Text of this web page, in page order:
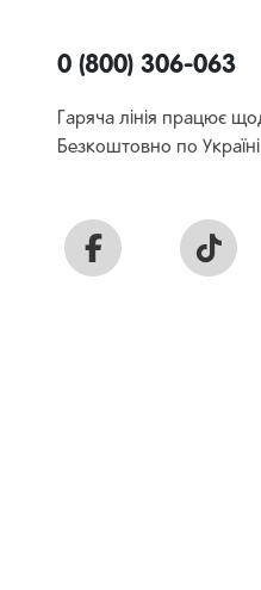
0 (800) 306-063
Гаряча лінія працює
Безкоштовно по Україні